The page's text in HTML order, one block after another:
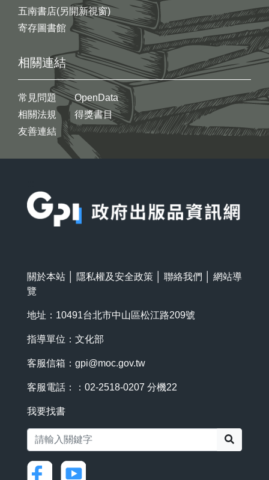
五南書店(另開新視窗)
寄存圖書館
相關連結
常見問題
相關法規
友善連結
OpenData
得獎書目
關於本站 隱私權及安全政策 聯絡我們
網站導
覽
地址：10491台北市中山區松江路209號
指導單位：文化部
客服信箱： gpi@moc.gov.tw
客服電話：：02-2518-0207 分機22
我要找書